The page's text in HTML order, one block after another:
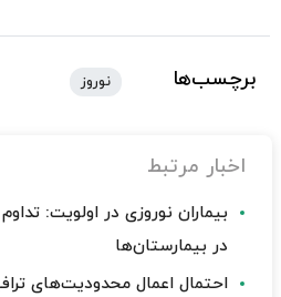
برچسب‌ها نوروز
اخبار مرتبط
بیماران نوروزی در اولویت:
در بیمارستان‌ها
احتمال اعمال محدودیت‌های